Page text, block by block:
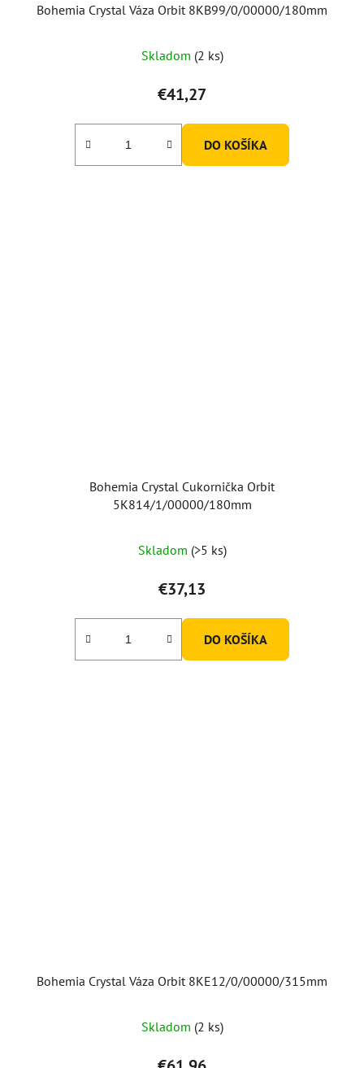
Bohemia Crystal Váza Orbit 8KB99/0/00000/180mm
Skladom (2 ks)
€41,27
DO KOŠÍKA
Bohemia Crystal Cukornička Orbit
5K814/1/00000/180mm
Skladom (>5 ks)
€37,13
DO KOŠÍKA
Bohemia Crystal Váza Orbit 8KE12/0/00000/315mm
Skladom (2 ks)